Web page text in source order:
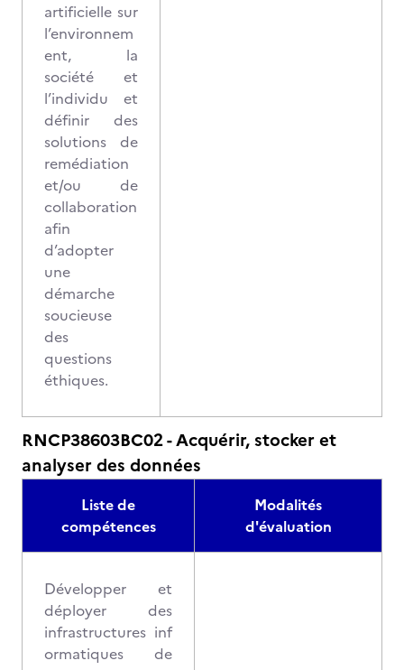
artificielle sur
l’environnem
ent, la
société et
l’individu et
définir des
solutions de
remédiation
et/ou de
collaboration
afin
d’adopter
une
démarche
soucieuse
des
questions
éthiques.
RNCP38603BC02 - Acquérir, stocker et
analyser des données
Liste de
compétences
Modalités
d'évaluation
Développer et
déployer des
infrastructures inf
ormatiques de